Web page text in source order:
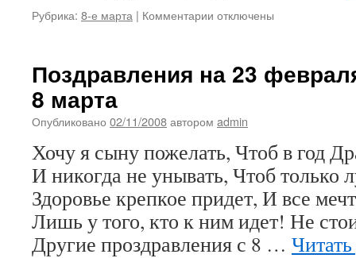
Рубрика: 8-е марта | Комментарии к
с
отключены
Поздравления на 23
8 марта
Опубликовано 02/11/2008автором admin
Хочу я сыну пожелать, Чтоб в год
И никогда не унывать, Чтоб только
Здоровье крепкое придет, И все
Лишь у того, кто к ним идет! Не
Другие проздравления с 8 …